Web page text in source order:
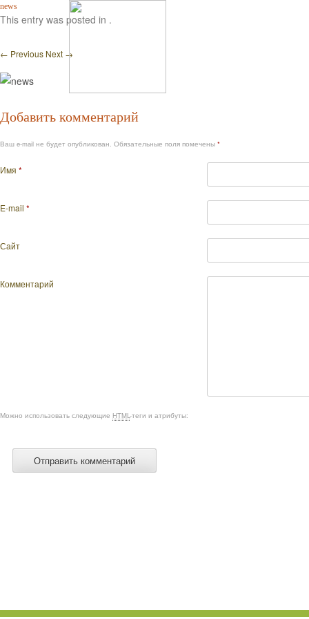
Menu
SKIP TO CONTENT
news
This entry was posted in .
← Previous Next →
Добавить комментарий
Ваш e-mail не будет опубликован. Обязательные поля помечены *
Имя *
E-mail *
Сайт
Комментарий
Можно использовать следующие HTML-теги и атрибуты: